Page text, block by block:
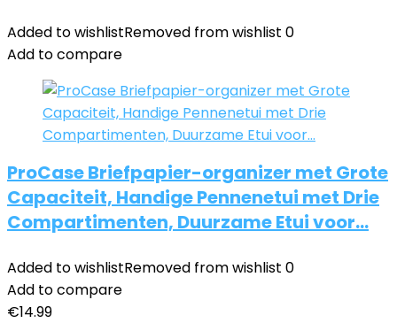
Added to wishlistRemoved from wishlist 0
Add to compare
ProCase Briefpapier-organizer met Grote
Capaciteit, Handige Pennenetui met Drie
Compartimenten, Duurzame Etui voor…
Added to wishlistRemoved from wishlist 0
Add to compare
€14.99